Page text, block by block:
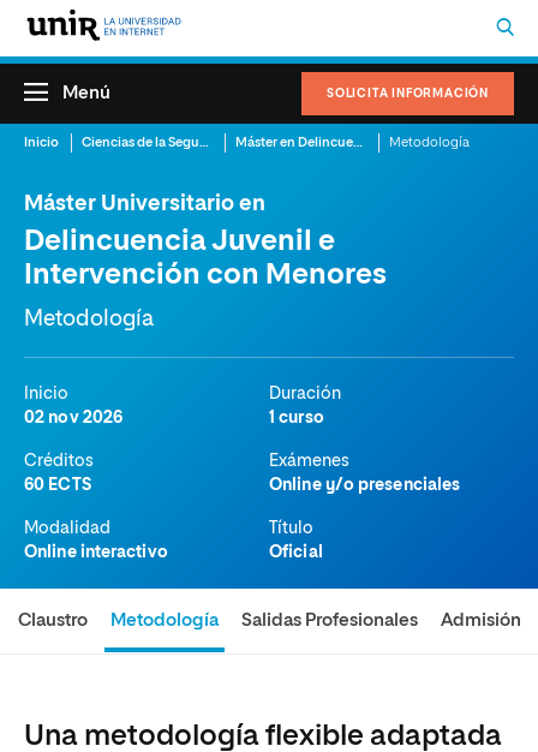
SOLICITA INFORMACIÓN
Menú
Inicio Ciencias de la Seguridad Máster en Delincuencia Juvenil Metodología
Máster Universitario en
Delincuencia Juvenil e
Intervención con Menores
Metodología
Inicio
02 nov 2026
Duración
1 curso
Créditos
60 ECTS
Exámenes
Online y/o presenciales
Modalidad
Online interactivo
Título
Oficial
Claustro Metodología Salidas Profesionales Admisión
Una metodología flexible adaptada